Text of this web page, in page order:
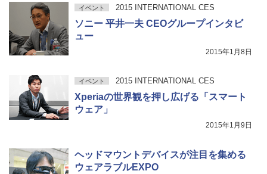
イベント 2015 INTERNATIONAL CES
ソニー 平井一夫 CEOグループインタビ
ュー
2015年1月8日
イベント 2015 INTERNATIONAL CES
Xperiaの世界観を押し広げる「スマート
ウェア」
2015年1月9日
ヘッドマウントデバイスが注目を集める
ウェアラブルEXPO